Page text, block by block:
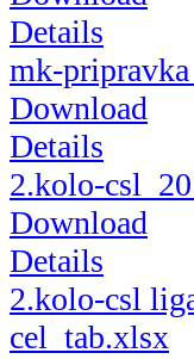
Details
mk-
Download
Details
2.kolo-
Download
Details
2.kolo-csl
cel_tab.xlsx